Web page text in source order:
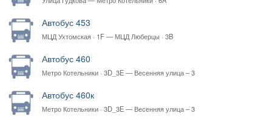
Автобус 453
МЦД Ухтомская · 1F — МЦД Люберцы · 3B
Автобус 460
Метро Котельники · 3D_3E — Весенняя улица – 3
Автобус 460к
Метро Котельники · 3D_3E — Весенняя улица – 3